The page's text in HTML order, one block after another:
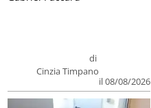
di
Cinzia Timpano
il 08/08/2026